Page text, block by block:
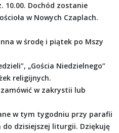
10.00. Dochód zostanie
w Nowych Czaplach.
w środę i piątek po Mszy
„Gościa Niedzielnego”
religijnych.
w zakrystii lub
w tym tygodniu przy parafii
do dzisiejszej liturgii. Dziękuję